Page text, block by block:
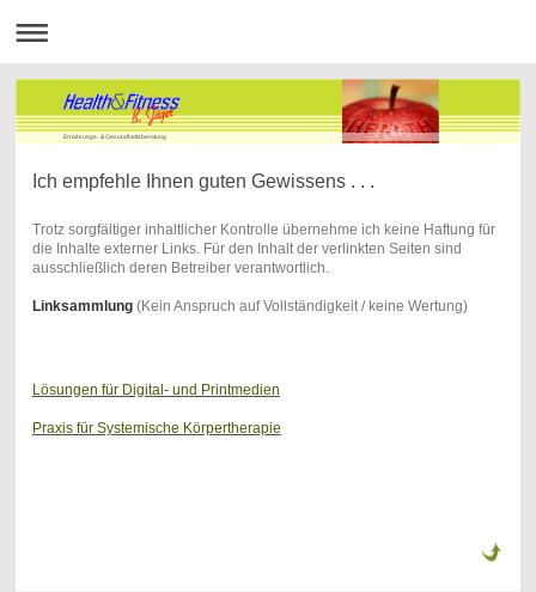
Ernährungs- & Gesundheitsberatung
Ich empfehle Ihnen guten Gewissens . . .
Trotz sorgfältiger inhaltlicher Kontrolle übernehme ich keine Haftung für
die Inhalte externer Links. Für den Inhalt der verlinkten Seiten sind
ausschließlich deren Betreiber verantwortlich.
Linksammlung(Kein Anspruch auf Vollständigkeit / keine Wertung)
Lösungen für Digital- und Printmedien
Praxis für Systemische Körpertherapie